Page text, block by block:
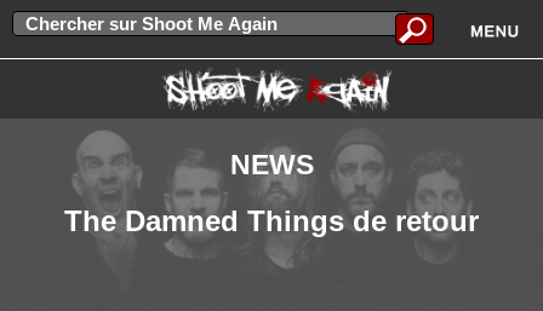
NEWS
The Damned Things de retour